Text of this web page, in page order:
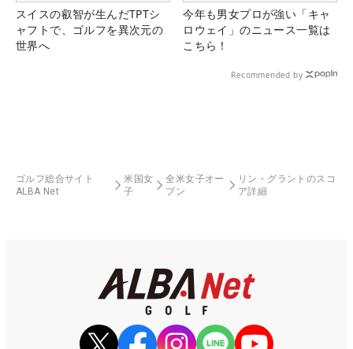
スイスの叡智が生んだTPTシ
ャフトで、ゴルフを異次元の
世界へ
今年も男女プロが強い「キャ
ロウェイ」のニュース一覧は
こちら！
Recommended by
ゴルフ総合サイト
ALBA Net
米国女
子
全米女子オー
プン
リン・グラントのスコ
ア詳細